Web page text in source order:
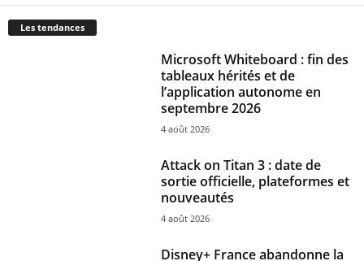
Les tendances
Microsoft Whiteboard : fin des
tableaux hérités et de
l’application autonome en
septembre 2026
4 août 2026
Attack on Titan 3 : date de
sortie officielle, plateformes et
nouveautés
4 août 2026
Disney+ France abandonne la